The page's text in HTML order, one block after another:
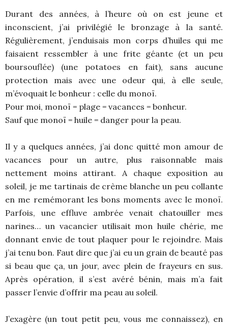
Durant des années, à l’heure où on est jeune et
inconscient, j’ai privilégié le bronzage à la santé.
Régulièrement, j’enduisais mon corps d’huiles qui me
faisaient ressembler à une frite géante (et un peu
boursouflée) (une potatoes en fait), sans aucune
protection mais avec une odeur qui, à elle seule,
m’évoquait le bonheur : celle du monoï.
Pour moi, monoï = plage = vacances = bonheur.
Sauf que monoï = huile = danger pour la peau.
Il y a quelques années, j’ai donc quitté mon amour de
vacances pour un autre, plus raisonnable mais
nettement moins attirant. A chaque exposition au
soleil, je me tartinais de crème blanche un peu collante
en me remémorant les bons moments avec le monoï.
Parfois, une effluve ambrée venait chatouiller mes
narines… un vacancier utilisait mon huile chérie, me
donnant envie de tout plaquer pour le rejoindre. Mais
j’ai tenu bon. Faut dire que j’ai eu un grain de beauté pas
si beau que ça, un jour, avec plein de frayeurs en sus.
Après opération, il s’est avéré bénin, mais m’a fait
passer l’envie d’offrir ma peau au soleil.
J’exagère (un tout petit peu, vous me connaissez), en